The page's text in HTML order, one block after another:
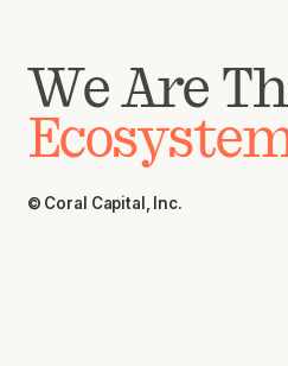
We Are
© Coral Capital, Inc.